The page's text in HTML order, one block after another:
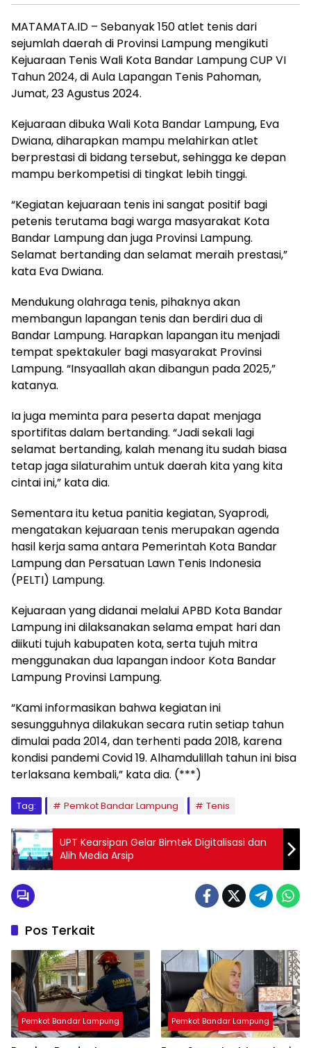
MATAMATA.ID – Sebanyak 150 atlet tenis dari
sejumlah daerah di Provinsi Lampung mengikuti
Kejuaraan Tenis Wali Kota Bandar Lampung CUP VI
Tahun 2024, di Aula Lapangan Tenis Pahoman,
Jumat, 23 Agustus 2024.
Kejuaraan dibuka Wali Kota Bandar Lampung, Eva
Dwiana, diharapkan mampu melahirkan atlet
berprestasi di bidang tersebut, sehingga ke depan
mampu berkompetisi di tingkat lebih tinggi.
“Kegiatan kejuaraan tenis ini sangat positif bagi
petenis terutama bagi warga masyarakat Kota
Bandar Lampung dan juga Provinsi Lampung.
Selamat bertanding dan selamat meraih prestasi,”
kata Eva Dwiana.
Mendukung olahraga tenis, pihaknya akan
membangun lapangan tenis dan berdiri dua di
Bandar Lampung. Harapkan lapangan itu menjadi
tempat spektakuler bagi masyarakat Provinsi
Lampung. “Insyaallah akan dibangun pada 2025,”
katanya.
Ia juga meminta para peserta dapat menjaga
sportifitas dalam bertanding. “Jadi sekali lagi
selamat bertanding, kalah menang itu sudah biasa
tetap jaga silaturahim untuk daerah kita yang kita
cintai ini,” kata dia.
Sementara itu ketua panitia kegiatan, Syaprodi,
mengatakan kejuaraan tenis merupakan agenda
hasil kerja sama antara Pemerintah Kota Bandar
Lampung dan Persatuan Lawn Tenis Indonesia
(PELTI) Lampung.
Kejuaraan yang didanai melalui APBD Kota Bandar
Lampung ini dilaksanakan selama empat hari dan
diikuti tujuh kabupaten kota, serta tujuh mitra
menggunakan dua lapangan indoor Kota Bandar
Lampung Provinsi Lampung.
“Kami informasikan bahwa kegiatan ini
sesungguhnya dilakukan secara rutin setiap tahun
dimulai pada 2014, dan terhenti pada 2018, karena
kondisi pandemi Covid 19. Alhamdulillah tahun ini bisa
terlaksana kembali,” kata dia. (***)
Tag: Pemkot Bandar Lampung Tenis
UPT Kearsipan Gelar Bimtek Digitalisasi dan
Alih Media Arsip
Pos Terkait
Pemkot Bandar Lampung Pemkot Bandar Lampung